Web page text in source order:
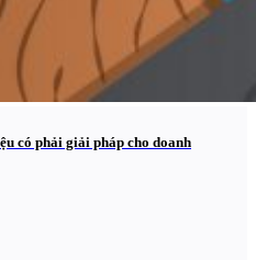
có phải giải pháp cho doanh